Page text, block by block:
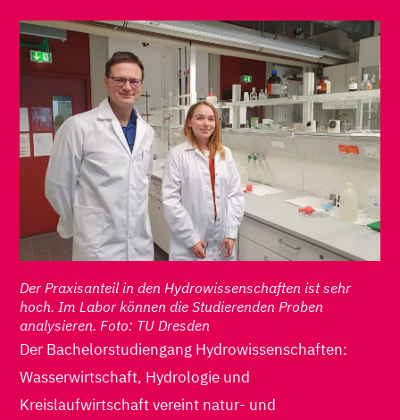
Der Praxisanteil in den Hydrowissenschaften ist sehr
hoch. Im Labor können die Studierenden Proben
analysieren. Foto: TU Dresden
Der Bachelorstudiengang Hydrowissenschaften:
Wasserwirtschaft, Hydrologie und
Kreislaufwirtschaft vereint natur- und